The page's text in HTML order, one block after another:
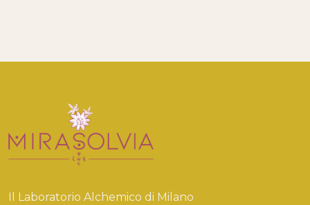
Il Laboratorio Alchemico di Milano